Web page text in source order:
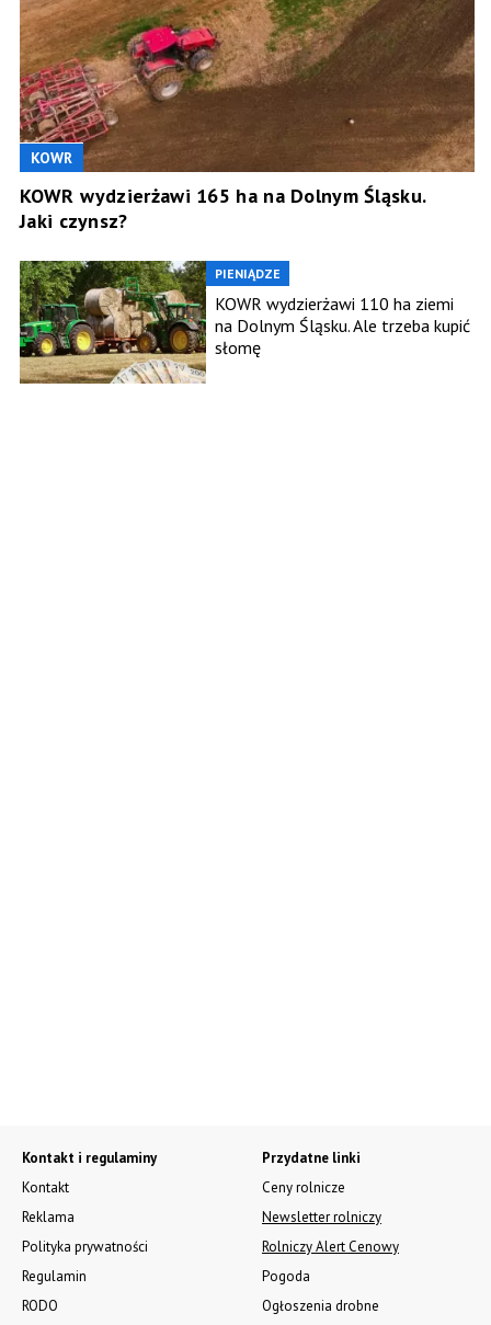
KOWR
KOWR wydzierżawi 165 ha na Dolnym Śląsku.
Jaki czynsz?
PIENIĄDZE
KOWR wydzierżawi 110 ha ziemi
na Dolnym Śląsku. Ale trzeba kupić
słomę
Kontakt i regulaminy
Kontakt
Reklama
Polityka prywatności
Regulamin
RODO
Przydatne linki
Ceny rolnicze
Newsletter rolniczy
Rolniczy Alert Cenowy
Pogoda
Ogłoszenia drobne